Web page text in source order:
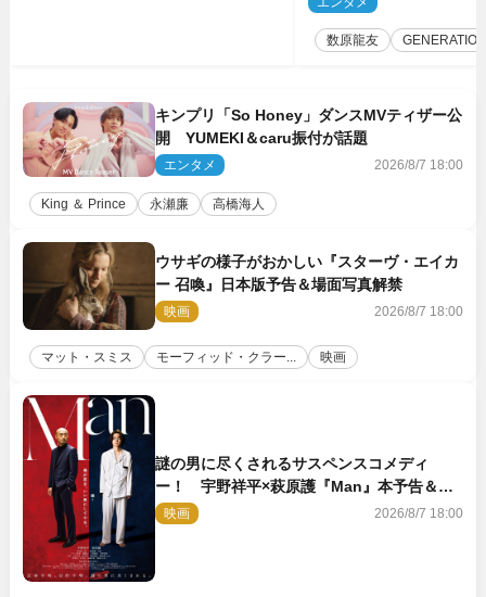
数原龍友
キンプリ「So Honey」ダンスMVティザー公
開 YUMEKI＆caru振付が話題
エンタメ 2026/8/7 18:00
King ＆ Prince 永瀬廉 高橋海人
ウサギの様子がおかしい『スターヴ・エイカ
ー 召喚』日本版予告＆場面写真解禁
映画 2026/8/7 18:00
マット・スミス モーフィッド・クラー... 映画
謎の男に尽くされるサスペンスコメディ
ー！ 宇野祥平×萩原護『Man』本予告＆新
ビジュアル解禁
映画 2026/8/7 18:00